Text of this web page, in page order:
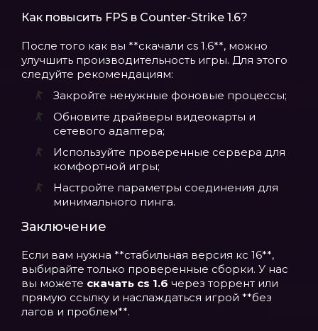
Как повысить FPS в Counter-Strike 1.6?
После того как вы **скачали cs 1.6**, можно
улучшить производительность игры. Для этого
следуйте рекомендациям:
Закройте ненужные фоновые процессы;
Обновите драйверы видеокарты и
сетевого адаптера;
Используйте проверенные сервера для
комфортной игры;
Настройте параметры соединения для
минимального пинга.
Заключение
Если вам нужна **стабильная версия кс 16**,
выбирайте только проверенные сборки. У нас
вы можете скачать cs 1.6 через торрент или
прямую ссылку и наслаждаться игрой **без
лагов и проблем**.